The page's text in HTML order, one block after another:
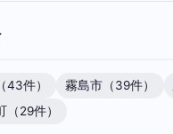
43件） 霧島市（39件）
（29件）